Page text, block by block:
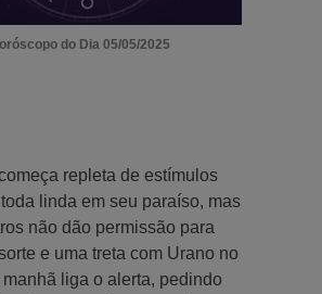
do Dia 05/05/2025
repleta de estímulos
linda em seu paraíso, mas
não dão permissão para
e uma treta com Urano no
liga o alerta, pedindo